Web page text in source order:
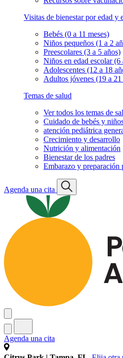
Visitas de bienestar por edad y
Bebés (0 a 11 meses)
Niños pequeños (1 a 2
Preescolares (3 a 5 años)
Niños en edad escolar (6
Adolescentes (12 a 18
Adultos jóvenes (19 a 21
Temas de salud
Ver todos los temas de
Cuidado de bebés y
atención pediátrica
Crecimiento y desarrollo
Nutrición y alimentación
Bienestar de los padres
Embarazo y preparación
Agenda una cita
Agenda una cita